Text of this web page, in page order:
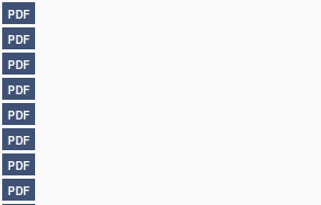
PDF
PDF
PDF
PDF
PDF
PDF
PDF
PDF